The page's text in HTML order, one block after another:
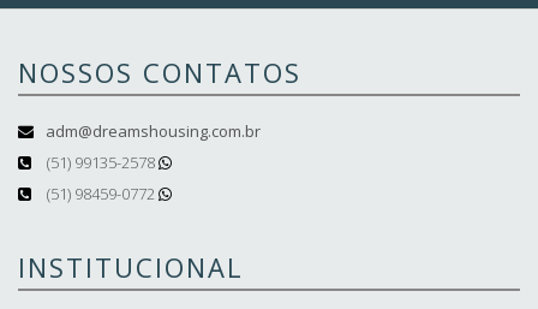
NOSSOS CONTATOS
adm@dreamshousing.com.br
(51) 99135-2578
(51) 98459-0772
INSTITUCIONAL